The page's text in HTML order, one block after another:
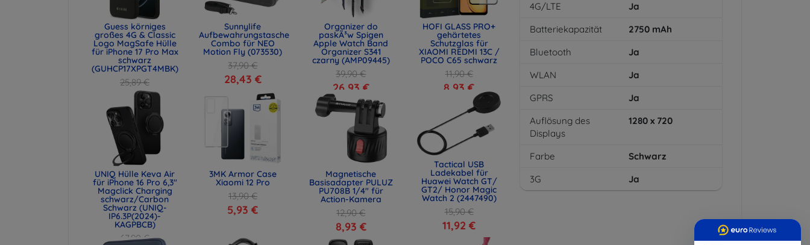
Guess körniges
großes 4G & Classic
Logo MagSafe Hülle
für iPhone 17 Pro Max
schwarz
(GUHCP17XPGT4MBK)
25,89 €
19,42 €
Sunnylife
Aufbewahrungstasche
Combo für NEO
Motion Fly (073530)
37,90 €
28,43 €
UNIQ Hülle Keva Air
für iPhone 16 Pro 6,3"
Magclick Charging
schwarz/Carbon
Schwarz (UNIQ-
IP6.3P(2024)-
KAGPBCB)
67,90 €
3MK Armor Case
Xiaomi 12 Pro
13,90 €
5,93 €
Organizer do
paskÃ³w Spigen
Apple Watch Band
Organizer S341
czarny (AMP09445)
39,90 €
26,93 €
HOFI GLASS PRO+
gehärtetes
Schutzglas für
XIAOMI REDMI 13C /
POCO C65 schwarz
11,90 €
8,93 €
Magnetische
Basisadapter PULUZ
PU708B 1/4" für
Action-Kamera
12,90 €
8,93 €
Tactical USB
Ladekabel für
Huawei Watch GT/
GT2/ Honor Magic
Watch 2 (2447490)
15,90 €
11,92 €
4G/LTE
Ja
Batteriekapazität
2750 mAh
Bluetooth
Ja
WLAN
Ja
GPRS
Ja
Auflösung des
Displays
1280 x 720
Farbe
Schwarz
3G
Ja